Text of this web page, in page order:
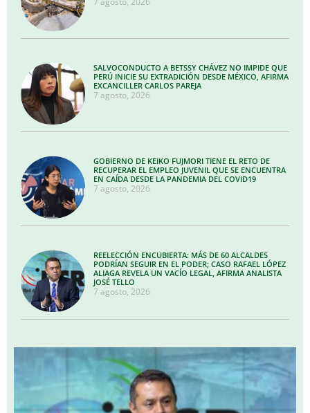
SALVOCONDUCTO A BETSSY CHÁVEZ NO IMPIDE QUE
PERÚ INICIE SU EXTRADICIÓN DESDE MÉXICO, AFIRMA
EXCANCILLER CARLOS PAREJA
7 agosto, 2026
GOBIERNO DE KEIKO FUJMORI TIENE EL RETO DE
RECUPERAR EL EMPLEO JUVENIL QUE SE ENCUENTRA
EN CAÍDA DESDE LA PANDEMIA DEL COVID19
7 agosto, 2026
REELECCIÓN ENCUBIERTA: MÁS DE 60 ALCALDES
PODRÍAN SEGUIR EN EL PODER; CASO RAFAEL LÓPEZ
ALIAGA REVELA UN VACÍO LEGAL, AFIRMA ANALISTA
JOSÉ TELLO
7 agosto, 2026